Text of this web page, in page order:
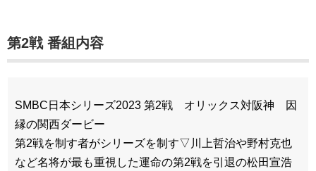
第2戦 番組内容
SMBC日本シリーズ2023 第2戦 オリックス対阪神 因
縁の関西ダービー
第2戦を制す者がシリーズを制す▽川上哲治や野村克也
など名将が最も重視した運命の第2戦を引退の松田宣浩